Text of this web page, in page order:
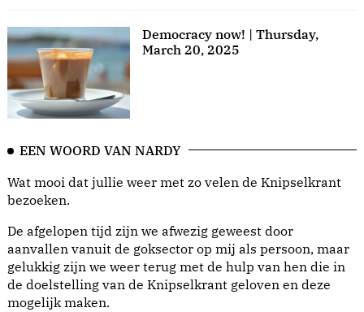
Democracy now! | Thursday,
March 20, 2025
EEN WOORD VAN NARDY
Wat mooi dat jullie weer met zo velen de Knipselkrant
bezoeken.
De afgelopen tijd zijn we afwezig geweest door
aanvallen vanuit de goksector op mij als persoon, maar
gelukkig zijn we weer terug met de hulp van hen die in
de doelstelling van de Knipselkrant geloven en deze
mogelijk maken.